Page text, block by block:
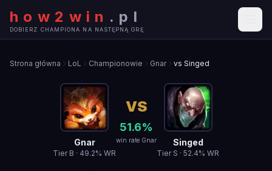
how2win . pl
DOBIERZ CHAMPIONA NA NASTĘPNĄ GRĘ
Strona główna LoL Championowie Gnar vs Singed
Gnar
Tier B · 49.2% WR
VS
51.6%
win rate Gnar Singed
Tier S · 52.4% WR